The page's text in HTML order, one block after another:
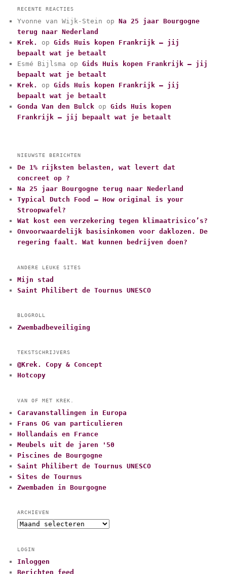
e
g
o
r
i
e
ë
RECENTE REACTIES
Yvonne van Wijk-Stein opNa 25 jaar Bourgogne
terug naar Nederland
Krek.
opGids Huis kopen Frankrijk – jij
bepaalt wat je betaalt
Esmé Bijlsma opGids Huis kopen Frankrijk – jij
bepaalt wat je betaalt
Krek.
opGids Huis kopen Frankrijk – jij
bepaalt wat je betaalt
Gonda Van den Bulck opGids Huis kopen
Frankrijk – jij bepaalt wat je betaalt
NIEUWSTE BERICHTEN
De 1% rijksten belasten, wat levert dat
concreet op ?
Na 25 jaar Bourgogne terug naar Nederland
Typical Dutch Food – How original is your
Stroopwafel?
Wat kost een verzekering tegen klimaatrisico’s?
Onvoorwaardelijk basisinkomen voor daklozen. De
regering faalt. Wat kunnen bedrijven doen?
ANDERE LEUKE SITES
Mijn stad
Saint Philibert de Tournus UNESCO
BLOGROLL
Zwembadbeveiliging
TEKSTSCHRIJVERS
@Krek. Copy & Concept
Hotcopy
VAN OF MET KREK.
Caravanstallingen in Europa
Frans OG van particulieren
Hollandais en France
Meubels uit de jaren '50
Piscines de Bourgogne
Saint Philibert de Tournus UNESCO
Sites de Tournus
Zwembaden in Bourgogne
ARCHIEVEN
A
h
i
e
LOGIN
Inloggen
Berichten feed